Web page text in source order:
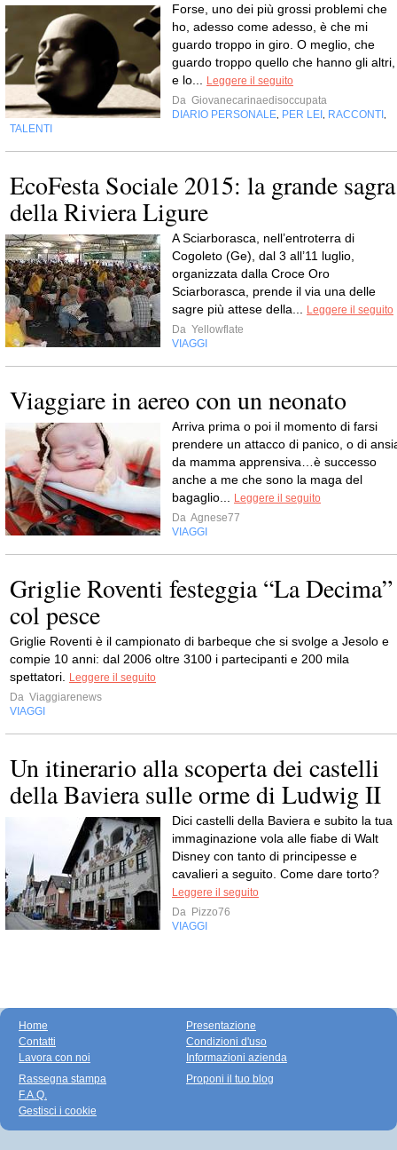
Forse, uno dei più grossi problemi che
ho, adesso come adesso, è che mi
guardo troppo in giro. O meglio, che
guardo troppo quello che hanno gli altri,
e lo...
Leggere il seguito
Da Giovanecarinaedisoccupata
DIARIO PERSONALE PER LEI RACCONTI
TALENTI
EcoFesta Sociale 2015: la grande sagra
della Riviera Ligure
A Sciarborasca, nell’entroterra di
Cogoleto (Ge), dal 3 all’11 luglio,
organizzata dalla Croce Oro
Sciarborasca, prende il via una delle
sagre più attese della...
Leggere il seguito
Da Yellowflate
VIAGGI
Viaggiare in aereo con un neonato
Arriva prima o poi il momento di farsi
prendere un attacco di panico, o di
da mamma apprensiva…è successo
anche a me che sono la maga del
bagaglio...
Leggere il seguito
Da Agnese77
VIAGGI
Griglie Roventi festeggia “La Decima”
col pesce
Griglie Roventi è il campionato di barbeque che si svolge a Jesolo e
compie 10 anni: dal 2006 oltre 3100 i partecipanti e 200 mila
spettatori.
Leggere il seguito
Da Viaggiarenews
VIAGGI
Un itinerario alla scoperta dei castelli
della Baviera sulle orme di Ludwig II
Dici castelli della Baviera e subito la tua
immaginazione vola alle fiabe di Walt
Disney con tanto di principesse e
cavalieri a seguito. Come dare torto?
Leggere il seguito
Da Pizzo76
VIAGGI
Home
Contatti
Lavora con noi
Presentazione
Condizioni d'uso
Informazioni azienda
Rassegna stampa
F.A.Q.
Gestisci i cookie
Proponi il tuo blog